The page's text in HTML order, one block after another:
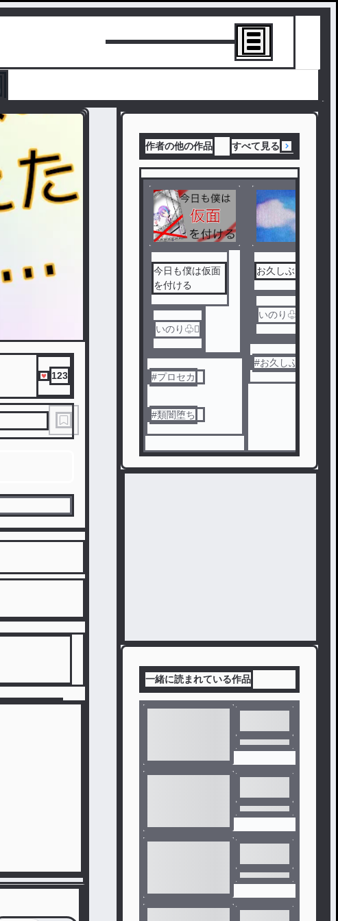
123
作者の他の作品 すべて見る
今日も僕は仮面
を付ける
いのり♧♡̢
#プロセカ
#類闇堕ち
お久しぶりです
いのり♧♡̢
#お久しぶりです
一緒に読まれている作品